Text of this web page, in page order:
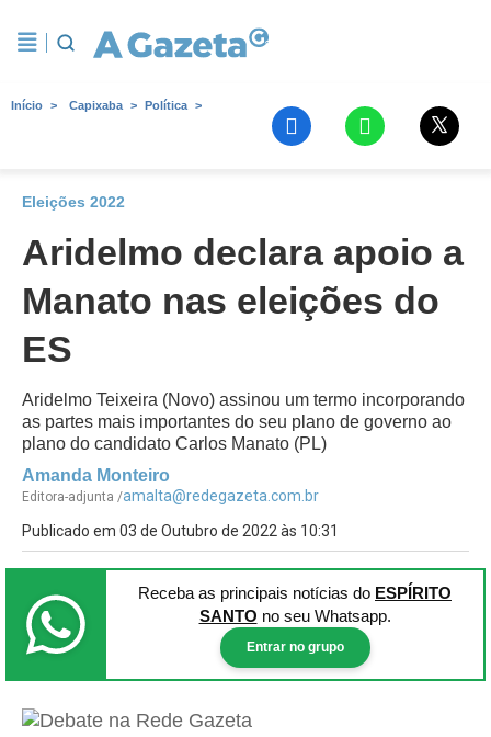
Início Capixaba Política
Eleições 2022
Aridelmo declara apoio a
Manato nas eleições do
ES
Aridelmo Teixeira (Novo) assinou um termo incorporando
as partes mais importantes do seu plano de governo ao
plano do candidato Carlos Manato (PL)
Amanda Monteiro
Editora-adjunta /amalta@redegazeta.com.br
Publicado em 03 de Outubro de 2022 às 10:31
Receba as principais notícias do ESPÍRITO
SANTO no seu Whatsapp.
Entrar no grupo